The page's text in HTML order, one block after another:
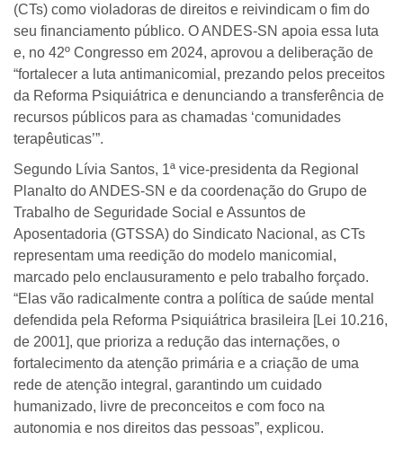
(CTs) como violadoras de direitos e reivindicam o fim do
seu financiamento público. O ANDES-SN apoia essa luta
e, no 42º Congresso em 2024, aprovou a deliberação de
“fortalecer a luta antimanicomial, prezando pelos preceitos
da Reforma Psiquiátrica e denunciando a transferência de
recursos públicos para as chamadas ‘comunidades
terapêuticas’”.
Segundo Lívia Santos, 1ª vice-presidenta da Regional
Planalto do ANDES-SN e da coordenação do Grupo de
Trabalho de Seguridade Social e Assuntos de
Aposentadoria (GTSSA) do Sindicato Nacional, as CTs
representam uma reedição do modelo manicomial,
marcado pelo enclausuramento e pelo trabalho forçado.
“Elas vão radicalmente contra a política de saúde mental
defendida pela Reforma Psiquiátrica brasileira [Lei 10.216,
de 2001], que prioriza a redução das internações, o
fortalecimento da atenção primária e a criação de uma
rede de atenção integral, garantindo um cuidado
humanizado, livre de preconceitos e com foco na
autonomia e nos direitos das pessoas”, explicou.